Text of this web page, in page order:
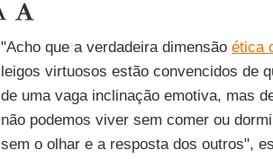
"Acho que a verdadeira dimensão ética
leigos virtuosos estão convencidos de
de uma vaga inclinação emotiva, mas
não podemos viver sem comer ou
sem o olhar e a resposta dos outros",